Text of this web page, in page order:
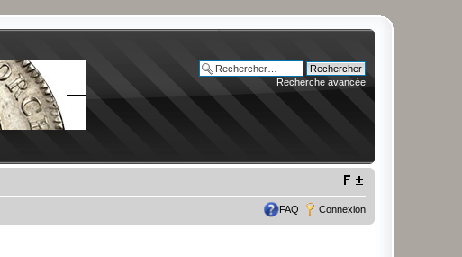
Recherche avancée
FAQ Connexion